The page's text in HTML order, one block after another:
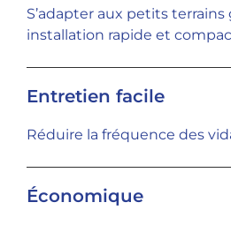
S’adapter aux petits terrains
installation rapide et
Entretien facile
Réduire la fréquence des
Économique